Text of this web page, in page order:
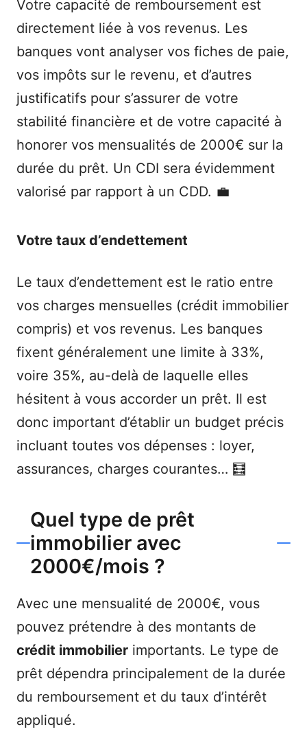
Votre capacité de remboursement est
directement liée à vos revenus. Les
banques vont analyser vos fiches de paie,
vos impôts sur le revenu, et d’autres
justificatifs pour s’assurer de votre
stabilité financière et de votre capacité à
honorer vos mensualités de 2000€ sur la
durée du prêt. Un CDI sera évidemment
valorisé par rapport à un CDD. 💼
Votre taux d’endettement
Le taux d’endettement est le ratio entre
vos charges mensuelles (crédit immobilier
compris) et vos revenus. Les banques
fixent généralement une limite à 33%,
voire 35%, au-delà de laquelle elles
hésitent à vous accorder un prêt. Il est
donc important d’établir un budget précis
incluant toutes vos dépenses : loyer,
assurances, charges courantes… 🧮
Quel type de prêt
immobilier avec
2000€/mois ?
Avec une mensualité de 2000€, vous
pouvez prétendre à des montants de
crédit immobilier importants. Le type de
prêt dépendra principalement de la durée
du remboursement et du taux d’intérêt
appliqué.